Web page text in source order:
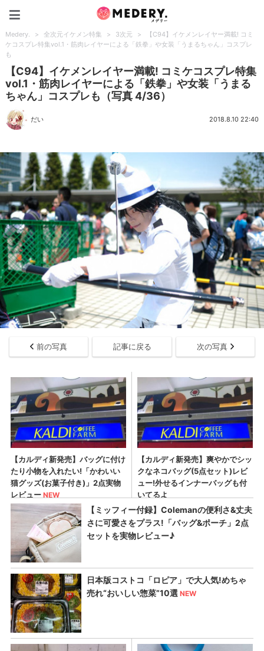
Medery. > 全次元イケメン特集 > 3次元 >
【C94】イケメンレイヤー満載! コミ
ケコスプレ特集vol.1・筋肉レイヤーによる「鉄拳」や女装「うまるちゃん」コスプレ
も
【C94】イケメンレイヤー満載! コミケコスプレ特集
vol.1・筋肉レイヤーによる「鉄拳」や女装「うまる
ちゃん」コスプレも（写真 4/36）
だい 2018.8.10 22:40
前の写真 記事に戻る 次の写真